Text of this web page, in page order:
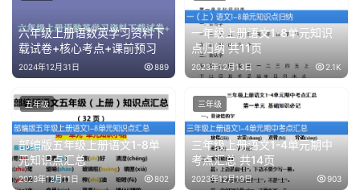
六年级上册语数英学习资料下
载试卷+核心考点+课前预习
2024年12月31日 889
一年级上册语文1-8单元知识
点归纳 共11页
2023年12月13日 2.1K
部编版五年级上册语文1-8单
元知识点汇总
2023年12月11日 802
五年级
三年级上册语文1-4单元期中
考点汇总 共14页
2023年12月19日 903
三年级